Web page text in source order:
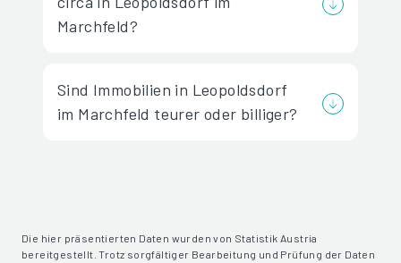
Marchfeld?
Sind Immobilien in Leopoldsdorf
im Marchfeld teurer oder billiger?
Die hier präsentierten Daten wurden von Statistik Austria
bereitgestellt. Trotz sorgfältiger Bearbeitung und Prüfung der Daten